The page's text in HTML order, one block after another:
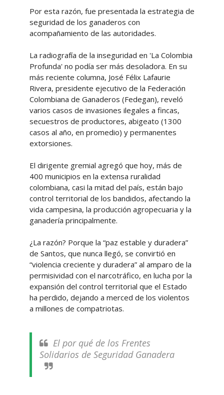
Por esta razón, fue presentada la estrategia de
seguridad de los ganaderos con
acompañamiento de las autoridades.
La radiografía de la inseguridad en 'La Colombia
Profunda' no podía ser más desoladora. En su
más reciente columna, José Félix Lafaurie
Rivera, presidente ejecutivo de la Federación
Colombiana de Ganaderos (Fedegan), reveló
varios casos de invasiones ilegales a fincas,
secuestros de productores, abigeato (1300
casos al año, en promedio) y permanentes
extorsiones.
El dirigente gremial agregó que hoy, más de
400 municipios en la extensa ruralidad
colombiana, casi la mitad del país, están bajo
control territorial de los bandidos, afectando la
vida campesina, la producción agropecuaria y la
ganadería principalmente.
¿La razón? Porque la “paz estable y duradera”
de Santos, que nunca llegó, se convirtió en
“violencia creciente y duradera” al amparo de la
permisividad con el narcotráfico, en lucha por la
expansión del control territorial que el Estado
ha perdido, dejando a merced de los violentos
a millones de compatriotas.
El por qué de los Frentes
Solidarios de Seguridad Ganadera